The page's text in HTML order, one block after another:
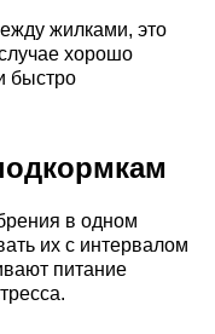
жилками, это
хорошо
быстро
в одном
их с интервалом
питание